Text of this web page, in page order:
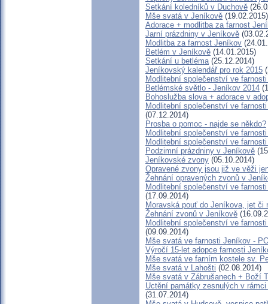
Setkání koledníků v Duchově
Mše svatá v Jeníkově (19.02.2015)
Adorace + modlitba za farnost
Jarní prázdniny v Jeníkově
Modlitba za farnost Jeníkov
Betlém v Jeníkově (14.01.2015)
Setkání u betléma(25.12.2014)
Jeníkovský kalendář pro rok 2015
Modlitební společenství ve
Betlémské světlo - Jeníkov 2014
Bohoslužba slova + adorace v
Modlitební společenství ve
(07.12.2014)
Prosba o pomoc - najde se někdo?
Modlitební společenství ve
Modlitební společenství ve
Podzimní prázdniny v Jeníkově
Jeníkovské zvony (05.10.2014)
Opravené zvony jsou již ve věži
Žehnání opravených zvonů v
Modlitební společenství ve
(17.09.2014)
Moravská pouť do Jeníkova, jet či
Žehnání zvonů v Jeníkově
Modlitební společenství ve
(09.09.2014)
Mše svatá ve farnosti Jeníkov -
Výročí 15-let adopce farnosti
Mše svatá ve farním kostele sv.
Mše svatá v Lahošti (02.08.2014)
Mše svatá v Zábrušanech + Boží
Uctění památky zesnulých v
(31.07.2014)